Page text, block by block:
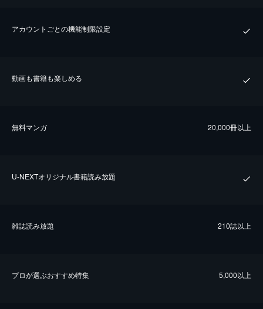
アカウントごとの機能制限設定
動画も書籍も楽しめる
無料マンガ 20,000冊以上
U-NEXTオリジナル書籍読み放題
雑誌読み放題 210誌以上
プロが選ぶおすすめ特集 5,000以上